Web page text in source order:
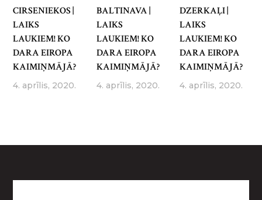
CIRSENIEKOS |
LAIKS
LAUKIEM! KO
DARA EIROPA
KAIMIŅMĀJĀ?
4. aprīlis, 2020.
BALTINAVA |
LAIKS
LAUKIEM! KO
DARA EIROPA
KAIMIŅMĀJĀ?
4. aprīlis, 2020.
DZERKAĻI |
LAIKS
LAUKIEM! KO
DARA EIROPA
KAIMIŅMĀJĀ?
4. aprīlis, 2020.